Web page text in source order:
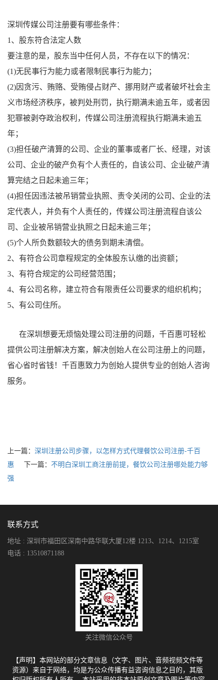
深圳传媒公司注册要有哪些条件：
1、股东符合法定人数
要注意的是，股东当中任何人员，不存在以下的情况：
(1)无民事行为能力或者限制民事行为能力；
(2)因贪污、贿赂、受贿侵占财产、挪用财产或者破坏社会主
义市场经济秩序，被判处刑罚，执行期满未逾五年，或者因
犯罪被剥夺政治权利，传媒公司注册流程执行期满未逾五
年；
(3)担任破产清算的公司、企业的董事或者厂长、经理，对该
公司、企业的破产负有个人责任的，自该公司、企业破产清
算完结之日起未逾三年；
(4)担任因违法被吊销营业执照、责令关闭的公司、企业的法
定代表人，并负有个人责任的，传媒公司注册流程自该公
司、企业被吊销营业执照之日起未逾三年；
(5)个人所负数额较大的债务到期未清偿。
2、有符合公司章程规定的全体股东认缴的出资额；
3、有符合规定的公司经营范围；
4、有公司名称，建立符合有限责任公司要求的组织机构；
5、有公司住所。
在深圳想要无烦恼处理公司注册的问题，千百惠可轻松
提供公司注册解决方案，解决创始人在公司注册上的问题，
省心省时省钱！千百惠致力为创始人提供专业的创始人咨询
服务。
上一篇： 深圳注册公司步骤，以怎样方式代理餐饮公司注册-千百
惠 下一篇： 不明白深圳工商注册前提，餐饮公司注册哪处能力够
强
联系方式
地址 : 深圳市福田区深南中路华联大厦12楼 1213、1214、1215室
电话 : 13510871188
关注微信公众号
【声明】本网站的部分文章信息（文字、图片、音频视频文件等
资源）来自于网络，均是为公众传播有益咨询信息之目的，其版